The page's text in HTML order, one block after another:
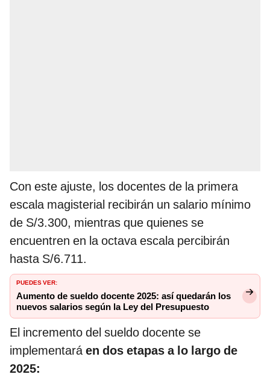
Con este ajuste, los docentes de la primera
escala magisterial recibirán un salario mínimo
de S/3.300, mientras que quienes se
encuentren en la octava escala percibirán
hasta S/6.711.
PUEDES VER:
Aumento de sueldo docente 2025: así quedarán los
nuevos salarios según la Ley del Presupuesto
El incremento del sueldo docente se
implementaráen dos etapas a lo largo de
2025: